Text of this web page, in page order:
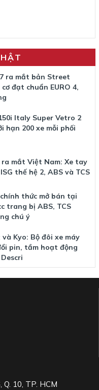
ra mắt bản Street
đạt chuẩn EURO 4,
Italy Super Vetro 2
hạn 200 xe mỗi phối
ra mắt Việt Nam: Xe tay
thế hệ 2, ABS và TCS
thức mở bán tại
trang bị ABS, TCS
chú ý
Kyo: Bộ đôi xe máy
pin, tầm hoạt động
Q. 10, TP. HCM